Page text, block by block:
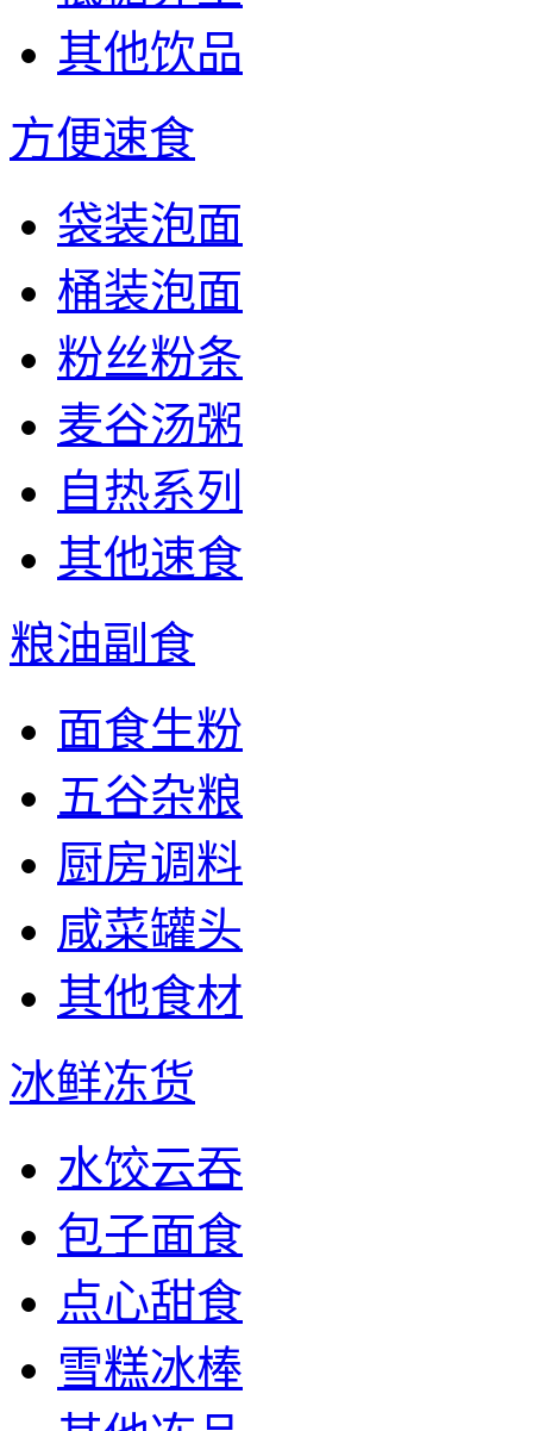
其他饮品
方便速食
袋装泡面
桶装泡面
粉丝粉条
麦谷汤粥
自热系列
其他速食
粮油副食
面食生粉
五谷杂粮
厨房调料
咸菜罐头
其他食材
冰鲜冻货
水饺云吞
包子面食
点心甜食
雪糕冰棒